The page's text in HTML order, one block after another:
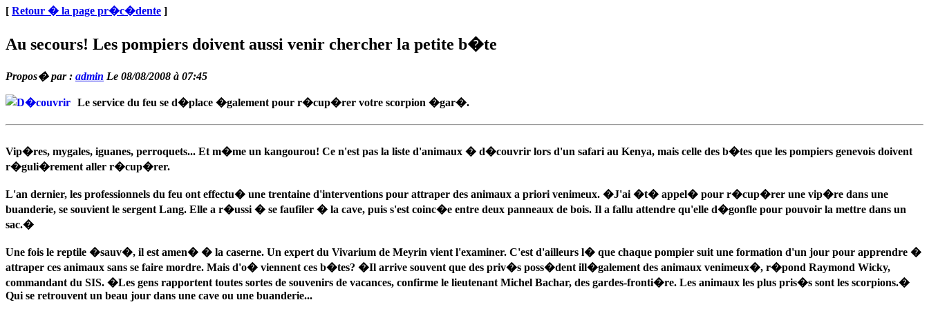
[ Retour � la page pr�c�dente ]
Au secours! Les pompiers doivent aussi venir chercher la petite b�te
Propos� par : admin Le 08/08/2008 à 07:45
Le service du feu se d�place �galement pour r�cup�rer votre scorpion �gar�.
Vip�res, mygales, iguanes, perroquets... Et m�me un kangourou! Ce n'est pas la liste d'animaux � d�couvrir lors d'un safari au Kenya, mais celle des b�tes que les pompiers genevois doivent
r�guli�rement aller r�cup�rer.
L'an dernier, les professionnels du feu ont effectu� une trentaine d'interventions pour attraper des animaux a priori venimeux. �J'ai �t� appel� pour r�cup�rer une vip�re dans une
buanderie, se souvient le sergent Lang. Elle a r�ussi � se faufiler � la cave, puis s'est coinc�e entre deux panneaux de bois. Il a fallu attendre qu'elle d�gonfle pour pouvoir la mettre dans un
sac.�
Une fois le reptile �sauv�, il est amen� � la caserne. Un expert du Vivarium de Meyrin vient l'examiner. C'est d'ailleurs l� que chaque pompier suit une formation d'un jour pour apprendre �
attraper ces animaux sans se faire mordre. Mais d'o� viennent ces b�tes? �Il arrive souvent que des priv�s poss�dent ill�galement des animaux venimeux�, r�pond Raymond Wicky,
commandant du SIS. �Les gens rapportent toutes sortes de souvenirs de vacances, confirme le lieutenant Michel Bachar, des gardes-fronti�re. Les animaux les plus pris�s sont les scorpions.�
Qui se retrouvent un beau jour dans une cave ou une buanderie...